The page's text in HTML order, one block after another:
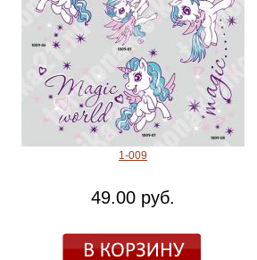
1-009
49.00 руб.